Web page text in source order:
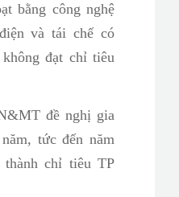
bằng công nghệ
và tái chế có
đạt chỉ tiêu
đề nghị gia
tức đến năm
thành chỉ tiêu TP